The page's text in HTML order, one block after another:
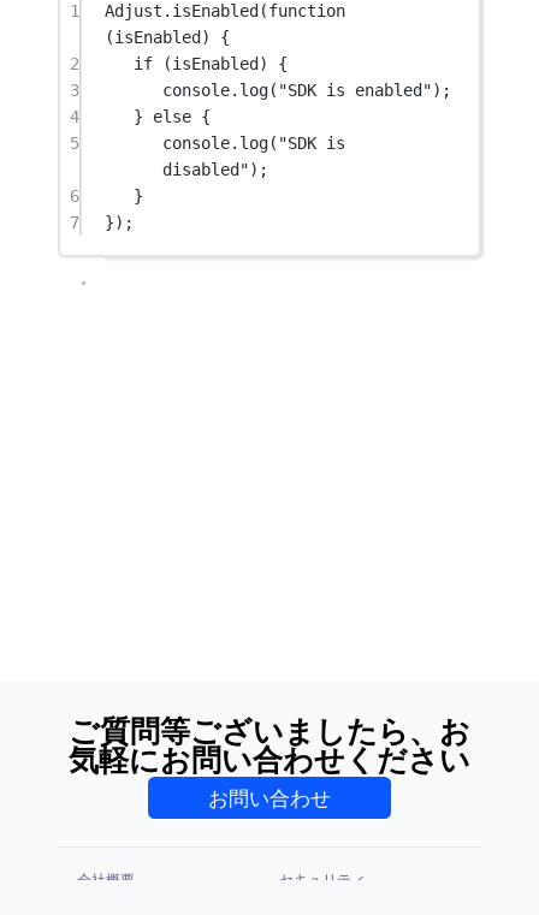
1 Adjust. isEnabled (function
(isEnabled ) {
2
if (isEnabled) {
3
console. log( "SDK is enabled");
4
} else {
5
console. log( "SDK is
disabled");
6
}
7
});
ご質問等ございましたら、お
気軽にお問い合わせください
お問い合わせ
会社概要
セキュリティ